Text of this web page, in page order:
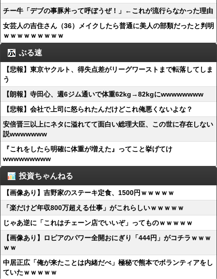
チー牛「デブの事豚丼って呼ぼうぜ！」←これが流行らなかった理由
女芸人の吉住さん（36）メイクしたら普通に美人の部類だったと判明
ｗｗｗｗｗｗｗｗｗ
ぶる速
【悲報】東京ヤクルト、得失点差がリーグワーストまで転落してしま
う
【朗報】寺田心、週6ジム通いで体重62kg→82kgにwwwwwwww
【悲報】会社で上司に怒られたんだけどこれ俺悪くないよな？
安倍晋三以上にネタに溢れてて面白い総理大臣、この世に存在しない
説wwwwwww
『これをしたら明確に体重が増えた』ってこと挙げてけ
wwwwwwwww
投資ちゃんねる
【画像あり】吉野家のステーキ定食、1500円ｗｗｗｗｗ
「楽だけど年収800万超える仕事」がこれらしいｗｗｗｗｗ
じゃあ逆に「これはチェーン店でいいぞ」ってものｗｗｗｗｗ
【画像あり】ロピアのパワー全開おにぎり「444円」がコチラｗｗｗ
ｗｗ
中居正広「俺が来たことは内緒だべ」極秘で熊本でボランティアをし
ていたｗｗｗｗｗ